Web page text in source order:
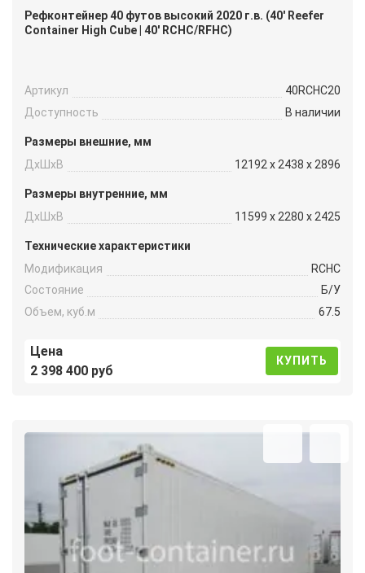
Рефконтейнер 40 футов высокий 2020 г.в. (40′ Reefer
Container High Cube | 40′ RCHC/RFHC)
Артикул
40RCHC20
Доступность
В наличии
Размеры внешние, мм
ДxШxВ
12192 x 2438 x 2896
Размеры внутренние, мм
ДxШxВ
11599 x 2280 x 2425
Технические характеристики
Модификация
RCHC
Состояние
Б/У
Объем, куб.м
67.5
Цена
2 398 400 руб
КУПИТЬ